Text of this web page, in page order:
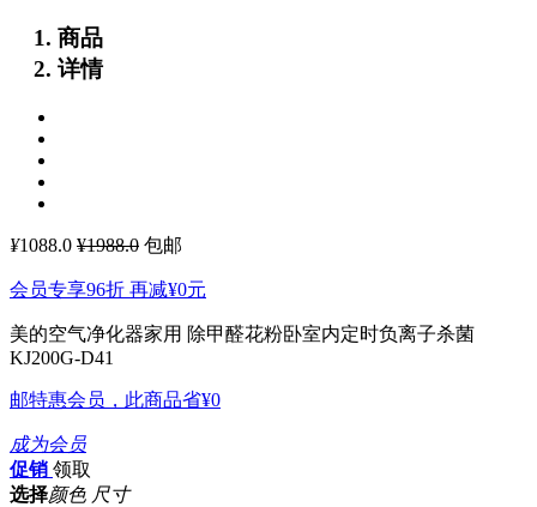
商品
详情
¥1088.0 ¥1988.0 包邮
会员专享96折 再减¥0元
美的空气净化器家用 除甲醛花粉卧室内定时负离子杀菌
KJ200G-D41
邮特惠会员，此商品省¥0
成为会员
促销 领取
选择颜色 尺寸